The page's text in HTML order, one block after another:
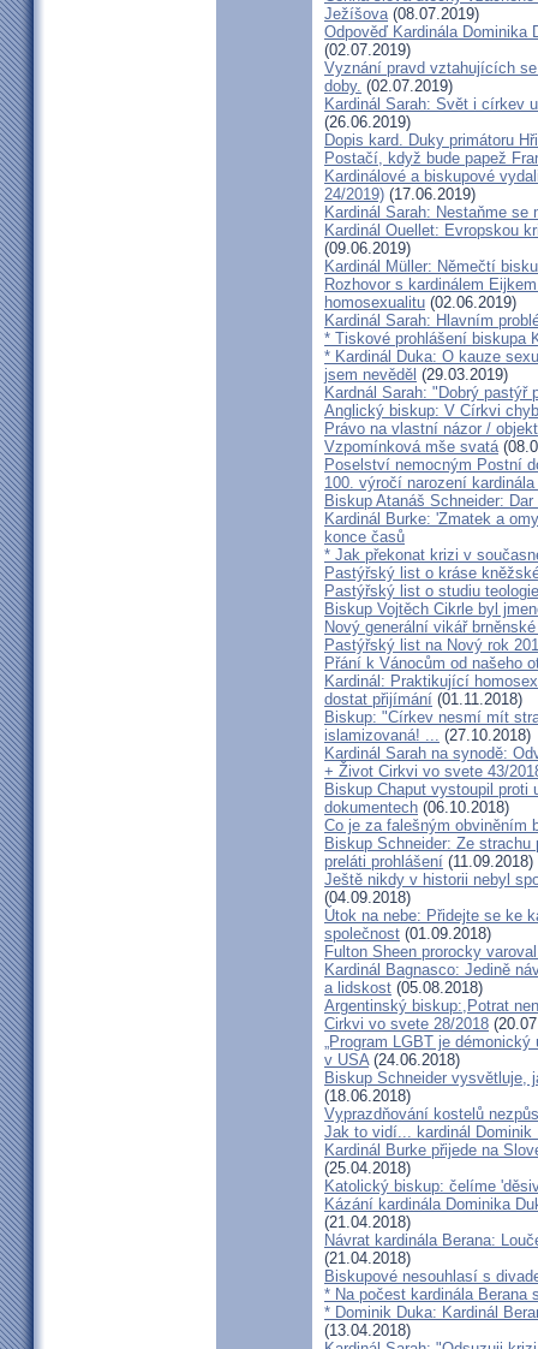
Ježíšova(08.07.2019)
Odpověď Kardinála Dominika
(02.07.2019)
Vyznání pravd vztahujících
doby. (02.07.2019)
Kardinál Sarah: Svět i církev
(26.06.2019)
Dopis kard. Duky primátoru
Postačí, když bude papež
Kardinálové a biskupové
24/2019) (17.06.2019)
Kardinál Sarah: Nestaňme
Kardinál Ouellet: Evropskou
(09.06.2019)
Kardinál Müller: Němečtí
Rozhovor s kardinálem
homosexualitu (02.06.2019)
Kardinál Sarah: Hlavním
* Tiskové prohlášení biskupa
* Kardinál Duka: O kauze
jsem nevěděl (29.03.2019)
Kardnál Sarah: "Dobrý
Anglický biskup: V Církvi
Právo na vlastní názor /
Vzpomínková mše svatá
Poselství nemocným Postní
100. výročí narození
Biskup Atanáš Schneider:
Kardinál Burke: 'Zmatek a
konce časů
* Jak překonat krizi v
Pastýřský list o kráse
Pastýřský list o studiu teologie
Biskup Vojtěch Cikrle byl
Nový generální vikář
Pastýřský list na Nový rok
Přání k Vánocům od našeho
Kardinál: Praktikující
dostat přijímání (01.11.2018)
Biskup: "Církev nesmí mít
islamizovaná! ... (27.10.2018)
Kardinál Sarah na synodě:
+ Život Cirkvi vo svete 43/
Biskup Chaput vystoupil
dokumentech (06.10.2018)
Co je za falešným obviněním
Biskup Schneider: Ze
preláti prohlášení (11.09.2018)
Ještě nikdy v historii nebyl
(04.09.2018)
Útok na nebe: Přidejte se ke
společnost (01.09.2018)
Fulton Sheen prorocky
Kardinál Bagnasco: Jedině
a lidskost (05.08.2018)
Argentinský biskup:,Potrat
Cirkvi vo svete 28/2018
„Program LGBT je
v USA(24.06.2018)
Biskup Schneider vysvětluje,
(18.06.2018)
Vyprazdňování kostelů
Jak to vidí... kardinál Dominik
Kardinál Burke přijede na
(25.04.2018)
Katolický biskup: čelíme
Kázání kardinála Dominika
(21.04.2018)
Návrat kardinála Berana:
(21.04.2018)
Biskupové nesouhlasí s
* Na počest kardinála
* Dominik Duka: Kardinál
(13.04.2018)